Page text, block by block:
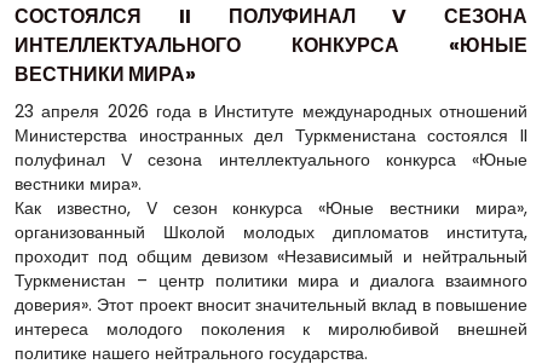
СОСТОЯЛСЯ II ПОЛУФИНАЛ V СЕЗОНА
ИНТЕЛЛЕКТУАЛЬНОГО КОНКУРСА «ЮНЫЕ
ВЕСТНИКИ МИРА»
23 апреля 2026 года в Институте международных отношений
Министерства иностранных дел Туркменистана состоялся II
полуфинал V сезона интеллектуального конкурса «Юные
вестники мира».
Как известно, V сезон конкурса «Юные вестники мира»,
организованный Школой молодых дипломатов института,
проходит под общим девизом «Независимый и нейтральный
Туркменистан – центр политики мира и диалога взаимного
доверия». Этот проект вносит значительный вклад в повышение
интереса молодого поколения к миролюбивой внешней
политике нашего нейтрального государства.